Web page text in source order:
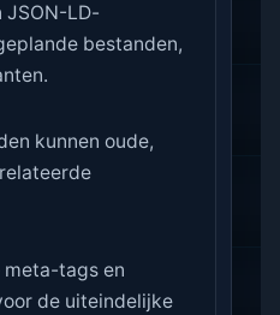
JSON-LD-
bestanden,
kunnen oude,
tags en
de uiteindelijke